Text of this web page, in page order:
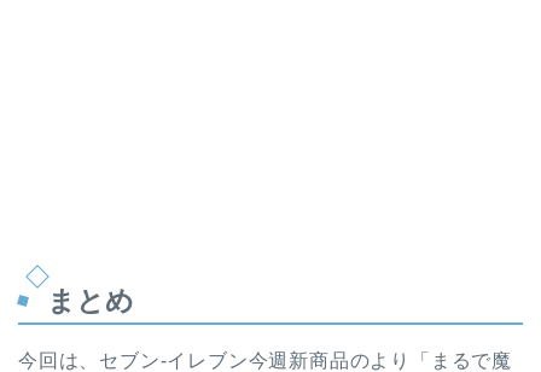
まとめ
今回は、セブン‐イレブン今週新商品のより「まるで魔